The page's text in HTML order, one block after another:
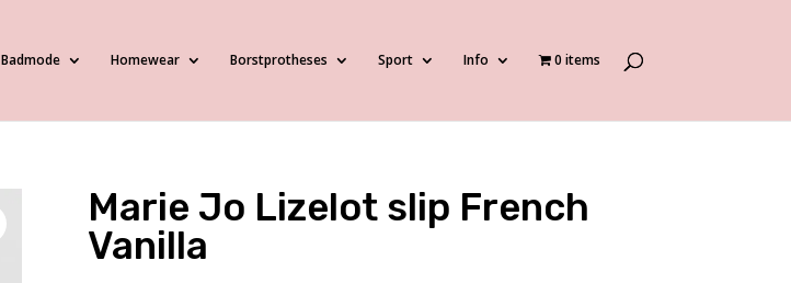
Badmode Homewear Borstprotheses Sport Info 0 items
Marie Jo Lizelot slip French
Vanilla